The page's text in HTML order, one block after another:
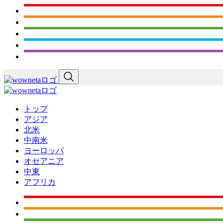
トップ
アジア
北米
中南米
ヨーロッパ
オセアニア
中東
アフリカ